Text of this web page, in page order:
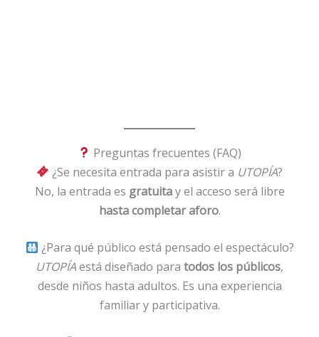
Preguntas frecuentes (FAQ)
¿Se necesita entrada para asistir a UTOPÍA?
No, la entrada es gratuitay el acceso será libre
hasta completar aforo.
¿Para qué público está pensado el espectáculo?
UTOPÍAestá diseñado para todos los públicos,
desde niños hasta adultos. Es una experiencia
familiar y participativa.